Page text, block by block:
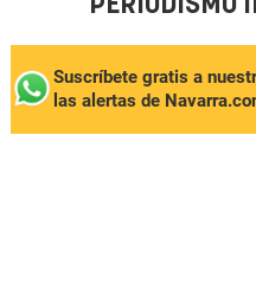
PERIODISMO
Suscríbete gratis a
las alertas de